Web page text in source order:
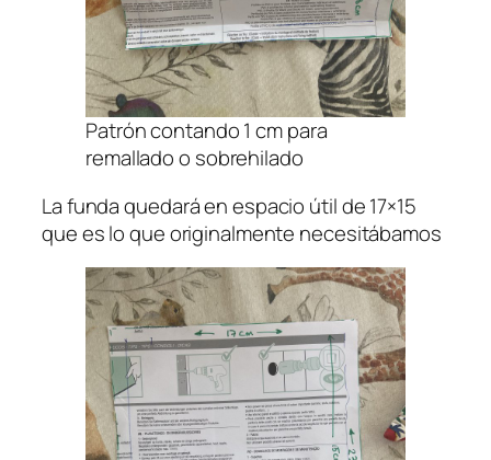
Patrón contando 1 cm para
remallado o sobrehilado
La funda quedará en espacio útil de 17×15
que es lo que originalmente necesitábamos